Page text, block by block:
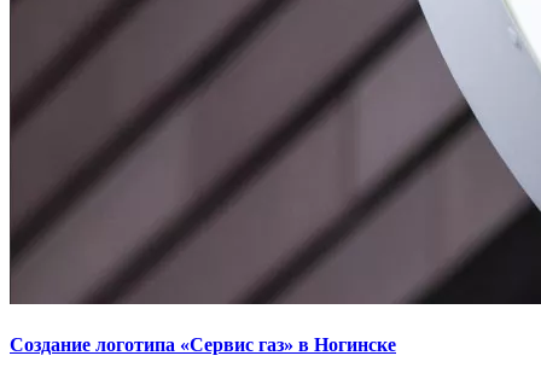
Создание логотипа «Сервис газ» в Ногинске